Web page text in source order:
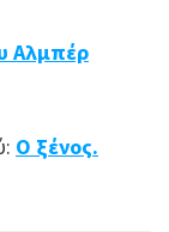
Αλμπέρ
Ο ξένος.